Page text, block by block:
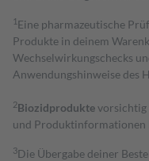
1 Eine pharmazeutische
Produkte in deinem
Wechselwirkungschecks
Anwendungshinweise des
2Biozidproduktevorsichtig
und Produktinformationen
3Die Übergabe deiner